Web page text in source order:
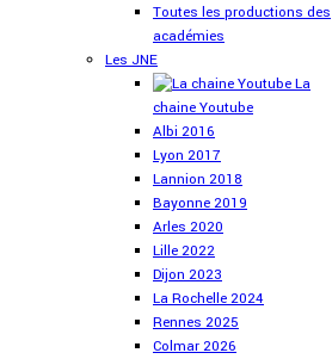
Toutes les productions des
académies
Les JNE
La
chaine Youtube
Albi 2016
Lyon 2017
Lannion 2018
Bayonne 2019
Arles 2020
Lille 2022
Dijon 2023
La Rochelle 2024
Rennes 2025
Colmar 2026